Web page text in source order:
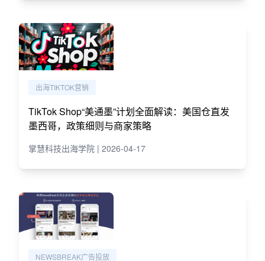
出海TIKTOK营销
TikTok Shop“美通墨”计划全面解读：美国仓直发
墨西哥，政策细则与商家策略
掌慧科技出海学院 | 2026-04-17
NEWSBREAK广告投放